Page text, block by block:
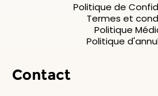
Contact
Politique de
Termes et
Politique
Politique